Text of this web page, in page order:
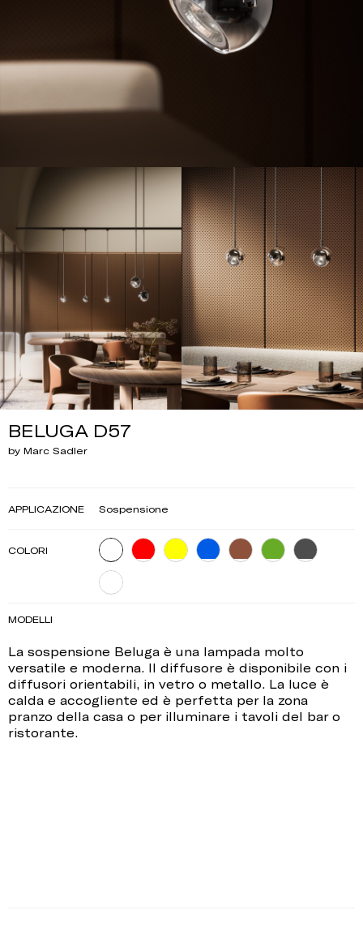
BELUGA D57
by Marc Sadler
La sospensione Beluga è una lampada molto
versatile e moderna. Il diffusore è disponibile con i
diffusori orientabili, in vetro o metallo. La luce è
calda e accogliente ed è perfetta per la zona
pranzo della casa o per illuminare i tavoli del bar o
ristorante.
APPLICAZIONE Sospensione
COLORI
MODELLI